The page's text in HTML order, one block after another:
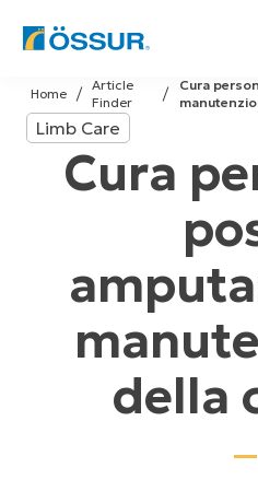
Skip
to
content
Cura
Article
Finder
Home
Limb Care
Cura
della